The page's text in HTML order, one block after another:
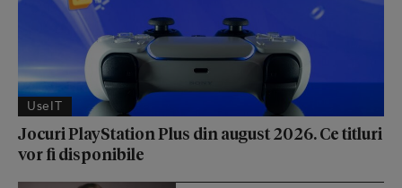
UseIT
Jocuri PlayStation Plus din august 2026. Ce titluri
vor fi disponibile